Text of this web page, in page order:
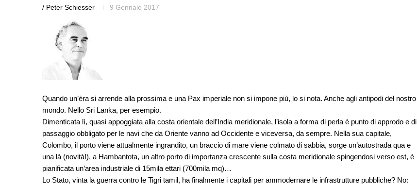
/ Peter Schiesser 9 Gennaio 2017
Quando un’èra si arrende alla prossima e una Pax imperiale non si impone più, lo si nota. Anche agli antipodi del nostro
mondo. Nello Sri Lanka, per esempio.
Dimenticata lì, quasi appoggiata alla costa orientale dell’India meridionale, l’isola a forma di perla è punto di approdo e di
passaggio obbligato per le navi che da Oriente vanno ad Occidente e viceversa, da sempre. Nella sua capitale,
Colombo, il porto viene attualmente ingrandito, un braccio di mare viene colmato di sabbia, sorge un’autostrada qua e
una là (novità!), a Hambantota, un altro porto di importanza crescente sulla costa meridionale spingendosi verso est, è
pianificata un’area industriale di 15mila ettari (700mila mq)…
Lo Stato, vinta la guerra contro le Tigri tamil, ha finalmente i capitali per ammodernare le infrastrutture pubbliche? No: